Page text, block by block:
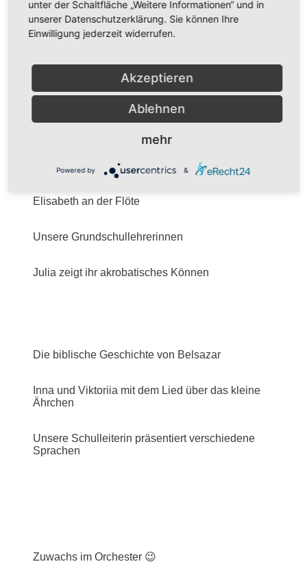
Elisabeth an der Flöte
Unsere Grundschullehrerinnen
Julia zeigt ihr akrobatisches Können
Die biblische Geschichte von Belsazar
Inna und Viktoriia mit dem Lied über das kleine
Ährchen
Unsere Schulleiterin präsentiert verschiedene
Sprachen
Zuwachs im Orchester 😉
unter der Schaltfläche „Weitere Informationen“ und in
unserer Datenschutzerklärung. Sie können Ihre
Einwilligung jederzeit widerrufen.
Akzeptieren
Ablehnen
mehr
Powered by &